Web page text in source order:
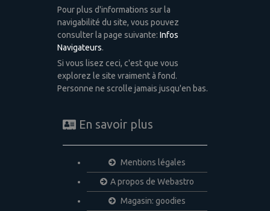
Pour plus d'informations sur la
navigabilité du site, vous pouvez
consulter la page suivante: Infos
Navigateurs.
Si vous lisez ceci, c'est que vous
explorez le site vraiment à fond.
Personne ne scrolle jamais jusqu'en bas.
En savoir plus
Mentions légales
A propos de Webastro
Magasin: goodies